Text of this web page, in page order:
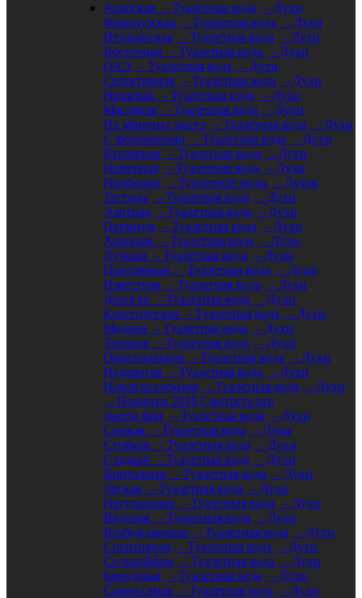
Арабская
- Туалетная вода
- Духи
Французская
- Туалетная вода
- Духи
Итальянская
- Туалетная вода
- Духи
Восточная
- Туалетная вода
- Духи
ОАЭ
- Туалетная вода
- Духи
Селективная
- Туалетная вода
- Духи
Нишевая
- Туалетная вода
- Духи
Масляная
- Туалетная вода
- Духи
Из эфирных масел
- Туалетная вода
- Духи
С феромонами
- Туалетная вода
- Духи
Разливная
- Туалетная вода
- Духи
Номерная
- Туалетная вода
- Духи
Пробники
- Туалетной воды
- Духов
Тестеры
- Туалетная вода
- Духи
Элитная
- Туалетная вода
- Духи
Премиум
- Туалетная вода
- Духи
Хорошая
- Туалетная вода
- Духи
Лучшая
- Туалетная вода
- Духи
Популярная
- Туалетная вода
- Духи
Известная
- Туалетная вода
- Духи
Дорогая
- Туалетная вода
- Духи
Классическая
- Туалетная вода
- Духи
Модная
- Туалетная вода
- Духи
Топовая
- Туалетная вода
- Духи
Оригинальная
- Туалетная вода
- Духи
Недорогая
- Туалетная вода
- Духи
Новая коллекция
- Туалетная вода
- Духи
- Новинки 2018 Смотреть все
дьюти фри
- Туалетная вода
- Духи
Свежая
- Туалетная вода
- Духи
Стойкая
- Туалетная вода
- Духи
Сладкая
- Туалетная вода
- Духи
Винтажная
- Туалетная вода
- Духи
Легкая
- Туалетная вода
- Духи
Натуральная
- Туалетная вода
- Духи
Вкусная
- Туалетная вода
- Духи
Возбуждающая
- Туалетная вода
- Духи
Спортивная
- Туалетная вода
- Духи
Со шлейфом
- Туалетная вода
- Духи
Брендовая
- Туалетная вода
- Духи
Самая-самая
- Туалетная вода
- Духи